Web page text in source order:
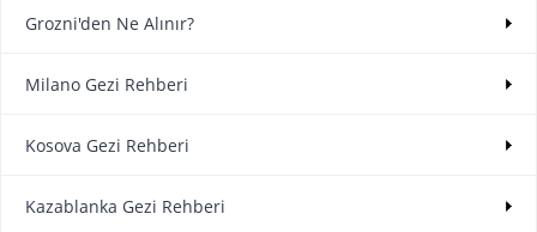
Grozni'den Ne Alınır?
Milano Gezi Rehberi
Kosova Gezi Rehberi
Kazablanka Gezi Rehberi